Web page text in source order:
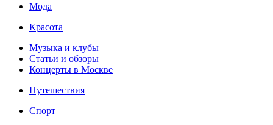
Мода
Красота
Музыка и клубы
Статьи и обзоры
Концерты в Москве
Путешествия
Спорт